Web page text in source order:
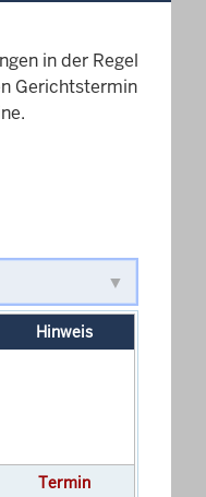
in der Regel
Gerichtstermin
Hinweis
Termin